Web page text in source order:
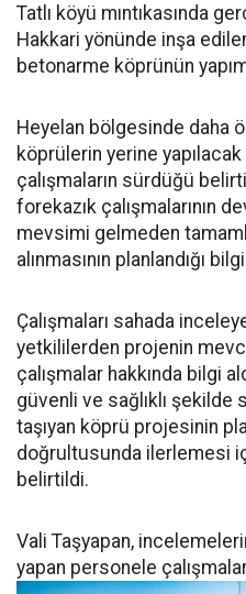
Tatlı köyü mıntıkasında
Hakkari yönünde inşa
betonarme köprünün yapım
Heyelan bölgesinde daha
köprülerin yerine
çalışmaların sürdüğü
forekazık çalışmalarının
mevsimi gelmeden
alınmasının planlandığı
Çalışmaları sahada
yetkililerden projenin
çalışmalar hakkında bilgi
güvenli ve sağlıklı şekilde
taşıyan köprü projesinin
doğrultusunda ilerlemesi
belirtildi.
Vali Taşyapan,
yapan personele